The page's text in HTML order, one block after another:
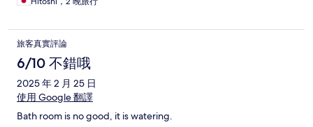
旅客真實評論
6/10 不錯哦
2025 年 2 月 25 日
使用 Google 翻譯
Bath room is no good, it is watering.